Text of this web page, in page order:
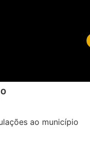
ao município